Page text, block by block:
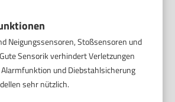
Neigungssensoren, Stoßsensoren und
Sensorik verhindert Verletzungen
Alarmfunktion und Diebstahlsicherung
sehr nützlich.